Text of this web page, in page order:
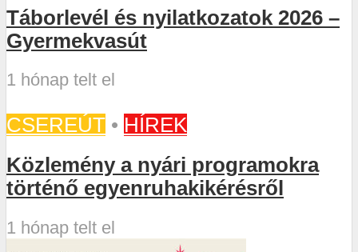
Táborlevél és nyilatkozatok 2026 –
Gyermekvasút
1 hónap telt el
CSEREÚT • HÍREK
Közlemény a nyári programokra
történő egyenruhakikérésről
1 hónap telt el